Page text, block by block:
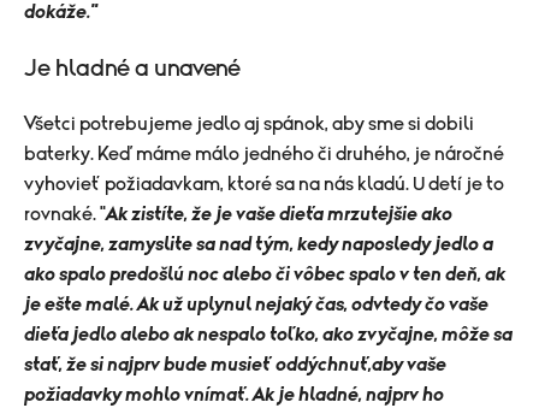
dokáže."
Je hladné a unavené
Všetci potrebujeme jedlo aj spánok, aby sme si dobili
baterky. Keď máme málo jedného či druhého, je náročné
vyhovieť požiadavkam, ktoré sa na nás kladú. U detí je to
rovnaké. "Ak zistíte, že je vaše dieťa mrzutejšie ako
zvyčajne, zamyslite sa nad tým, kedy naposledy jedlo a
ako spalo predošlú noc alebo či vôbec spalo v ten deň, ak
je ešte malé. Ak už uplynul nejaký čas, odvtedy čo vaše
dieťa jedlo alebo ak nespalo toľko, ako zvyčajne, môže sa
stať, že si najprv bude musieť oddýchnuť,aby vaše
požiadavky mohlo vnímať. Ak je hladné, najprv ho